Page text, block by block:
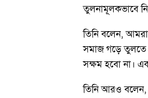
তুলনামূলকভাবে
তিনি বলেন, আমরা
সমাজ গড়ে তুলতে
সক্ষম হবো না।
তিনি আরও বলেন,